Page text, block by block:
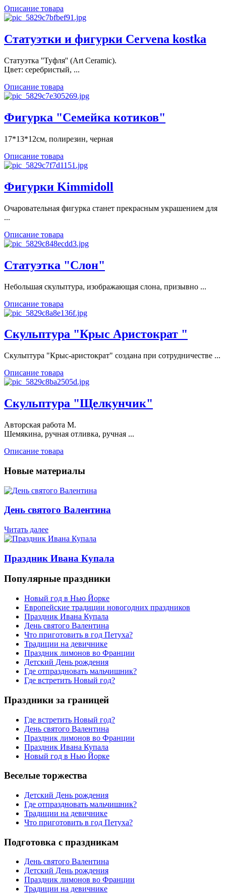
Описание товара
Статуэтки и фигурки Cervena kostka
Статуэтка ''Туфля'' (Art Ceramic).
Цвет: серебристый, ...
Описание товара
Фигурка "Семейка котиков"
17*13*12см, полирезин, черная
Описание товара
Фигурки Kimmidoll
Очаровательная фигурка станет прекрасным украшением для
...
Описание товара
Статуэтка "Слон"
Небольшая скульптура, изображающая слона, призывно ...
Описание товара
Скульптура "Крыс Аристократ "
Скульптура "Крыс-аристократ" создана при сотрудничестве ...
Описание товара
Скульптура "Щелкунчик"
Авторская работа М.
Шемякина, ручная отливка, ручная ...
Описание товара
Новые материалы
День святого Валентина
Читать далее
Праздник Ивана Купала
Популярные праздники
Новый год в Нью Йорке
Европейские традиции новогодних праздников
Праздник Ивана Купала
День святого Валентина
Что приготовить в год Петуха?
Традиции на девичнике
Праздник лимонов во Франции
Детский День рождения
Где отпраздновать мальчишник?
Где встретить Новый год?
Праздники за границей
Где встретить Новый год?
День святого Валентина
Праздник лимонов во Франции
Праздник Ивана Купала
Новый год в Нью Йорке
Веселые торжества
Детский День рождения
Где отпраздновать мальчишник?
Традиции на девичнике
Что приготовить в год Петуха?
Подготовка с праздникам
День святого Валентина
Детский День рождения
Праздник лимонов во Франции
Традиции на девичнике